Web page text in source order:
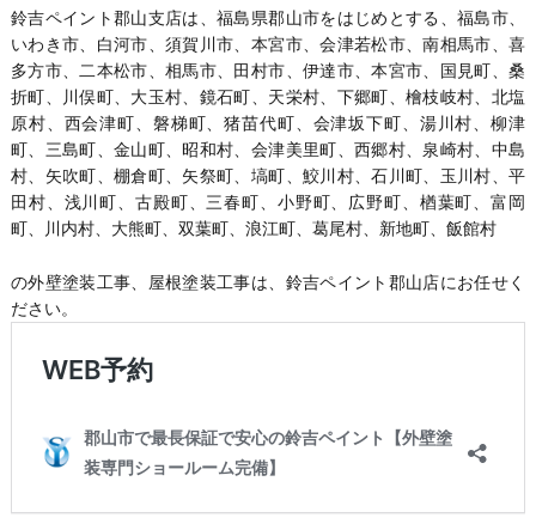
鈴吉ペイント郡山支店は、福島県郡山市をはじめとする、福島市、
いわき市、白河市、須賀川市、本宮市、会津若松市、南相馬市、喜
多方市、二本松市、相馬市、田村市、伊達市、本宮市、国見町、桑
折町、川俣町、大玉村、鏡石町、天栄村、下郷町、檜枝岐村、北塩
原村、西会津町、磐梯町、猪苗代町、会津坂下町、湯川村、柳津
町、三島町、金山町、昭和村、会津美里町、西郷村、泉崎村、中島
村、矢吹町、棚倉町、矢祭町、塙町、鮫川村、石川町、玉川村、平
田村、浅川町、古殿町、三春町、小野町、広野町、楢葉町、富岡
町、川内村、大熊町、双葉町、浪江町、葛尾村、新地町、飯館村
の外壁塗装工事、屋根塗装工事は、鈴吉ペイント郡山店にお任せく
ださい。